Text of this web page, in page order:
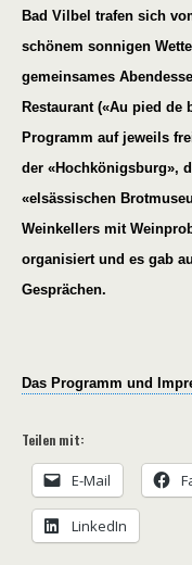
Bad Vilbel trafen sich
schönem sonnigen
gemeinsames
Restaurant («Au pied de
Programm auf jeweils
der «Hochkönigsburg»,
«elsässischen
Weinkellers mit
organisiert und es gab
Gesprächen.
Das Programm und
Teilen mit:
E-Mail
LinkedIn